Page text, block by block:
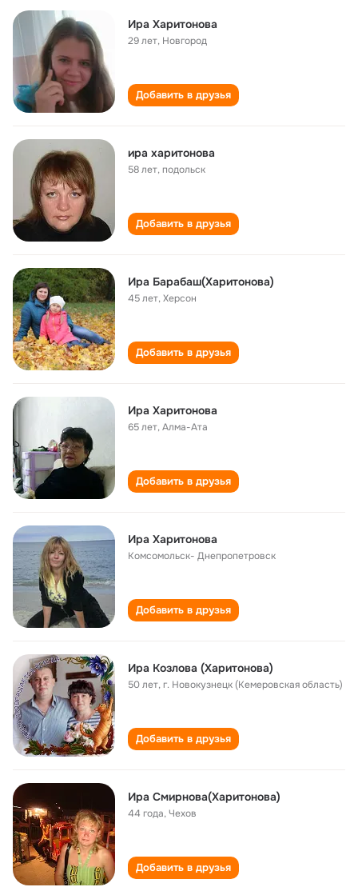
Ира Харитонова
29 лет, Новгород
Добавить в друзья
ира харитонова
58 лет,подольск
Добавить в друзья
Ира Барабаш(Харитонова)
45 лет,Херсон
Добавить в друзья
Ира Харитонова
65 лет,Алма-Ата
Добавить в друзья
Ира Харитонова
Комсомольск- Днепропетровск
Добавить в друзья
Ира Козлова (Харитонова)
50 лет,г. Новокузнецк (Кемеровская область)
Добавить в друзья
Ира Смирнова(Харитонова)
44 года,Чехов
Добавить в друзья